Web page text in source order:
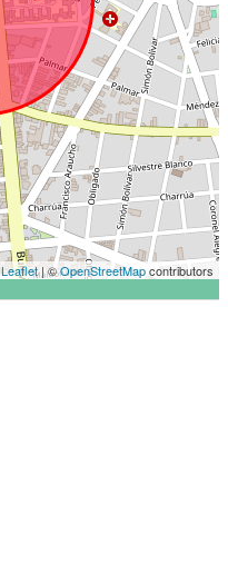
Leaflet| ©OpenStreetMapcontributors